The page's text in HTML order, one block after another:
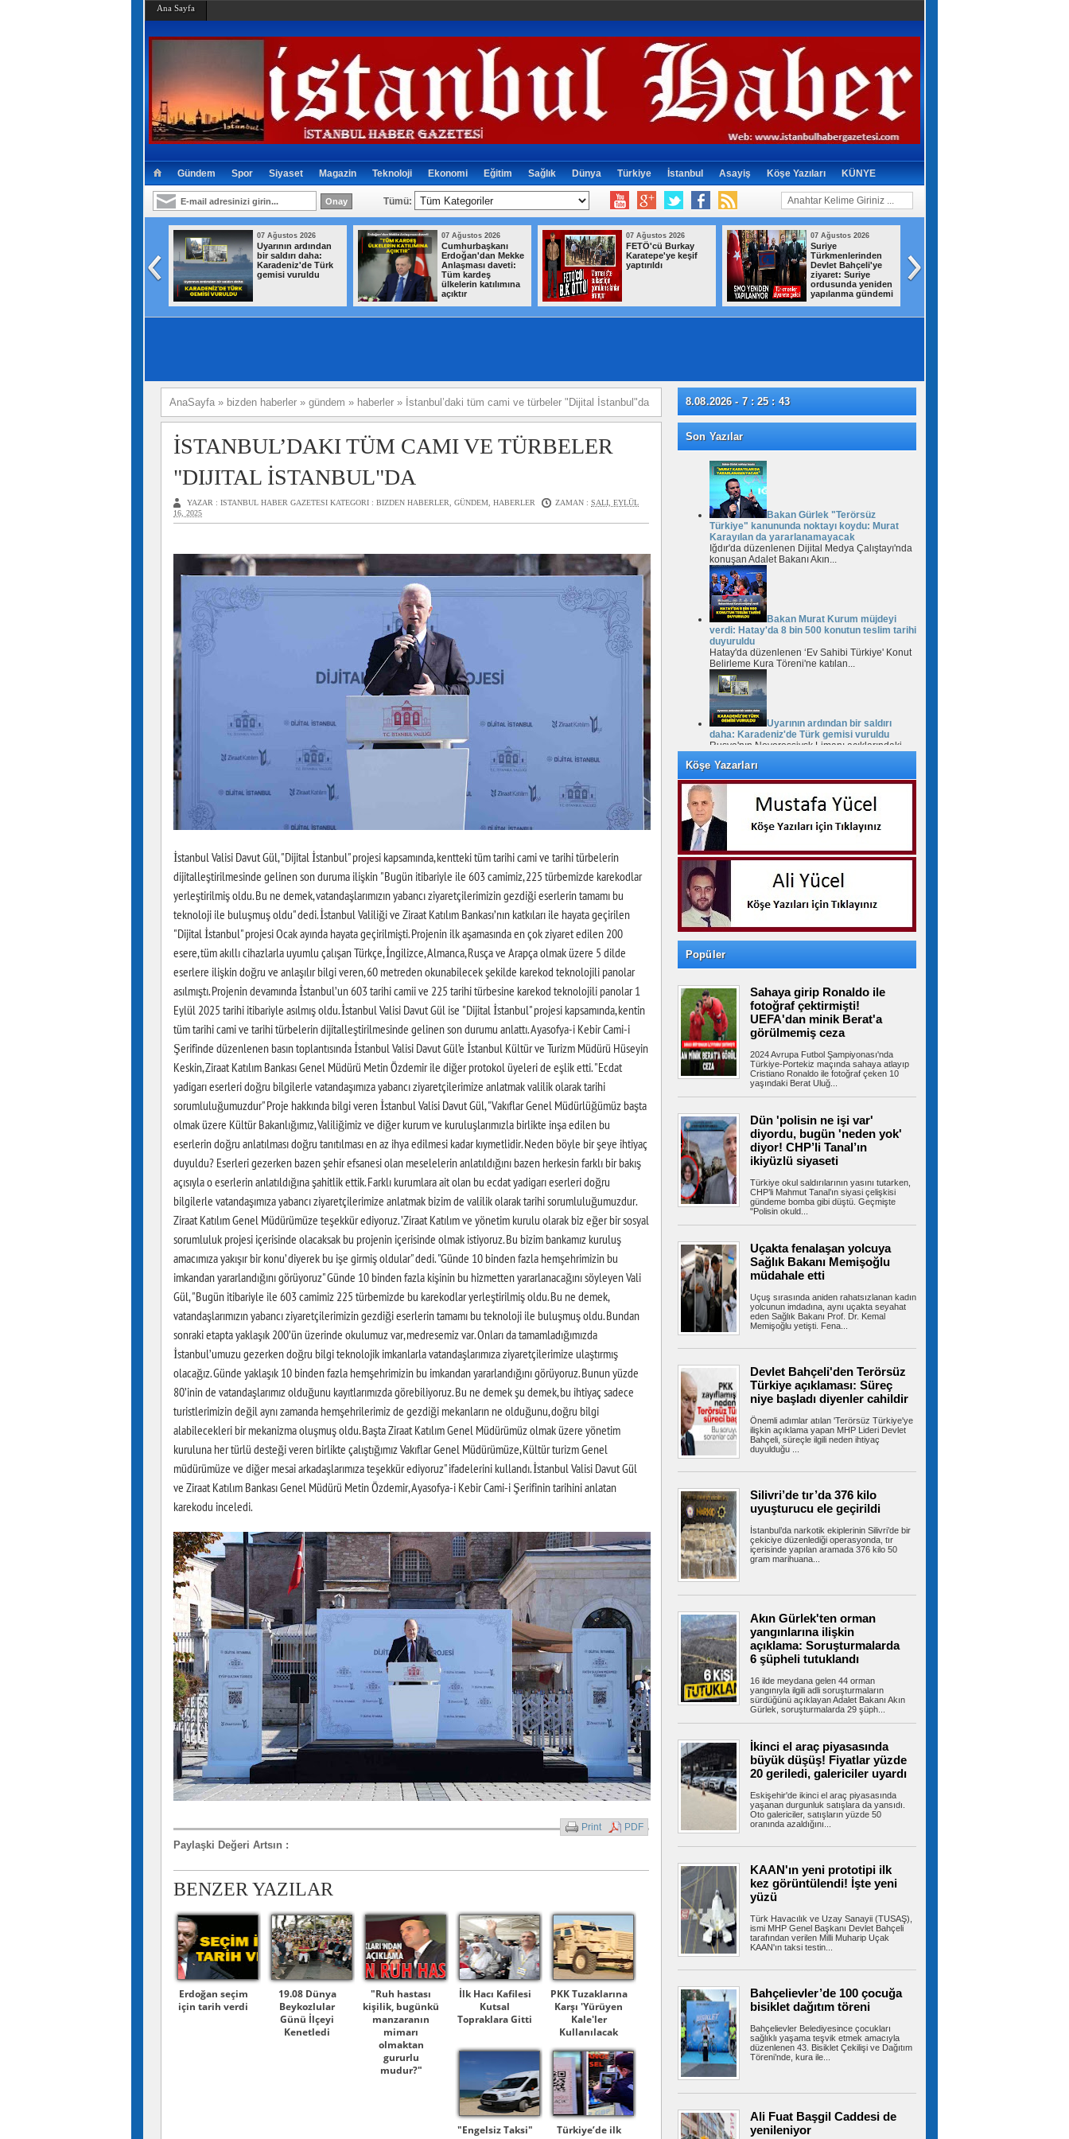
Ana Sayfa
Gündem Spor Siyaset Magazin Teknoloji Ekonomi Eğitim Sağlık Dünya Türkiye İstanbul Asayiş Köşe Yazıları KÜNYE
Tümü:
Hatay'da 8 bin 500
07 Ağustos 2026
Uyarının ardından
bir saldırı daha:
Karadeniz'de Türk
gemisi vuruldu
07 Ağustos 2026
Cumhurbaşkanı
Erdoğan'dan Mekke
Anlaşması daveti:
Tüm kardeş
ülkelerin katılımına
açıktır
07 Ağustos 2026
FETÖ'cü Burkay
Karatepe'ye keşif
yaptırıldı
07 Ağustos 2026
Suriye
Türkmenlerinden
Devlet Bahçeli'ye
ziyaret: Suriye
ordusunda yeniden
yapılanma gündemi
AnaSayfa » bizden haberler » gündem » haberler » İstanbul’daki tüm cami ve türbeler "Dijital İstanbul"da
İSTANBUL’DAKI TÜM CAMI VE TÜRBELER
"DIJITAL İSTANBUL"DA
YAZAR : ISTANBUL HABER GAZETESI KATEGORI : BIZDEN HABERLER, GÜNDEM, HABERLER ZAMAN : SALI, EYLÜL
16, 2025
İstanbul Valisi Davut Gül, "Dijital İstanbul" projesi kapsamında, kentteki tüm tarihi cami ve tarihi türbelerin
dijitalleştirilmesinde gelinen son duruma ilişkin "Bugün itibariyle ile 603 camimiz, 225 türbemizde karekodlar
yerleştirilmiş oldu. Bu ne demek, vatandaşlarımızın yabancı ziyaretçilerimizin gezdiği eserlerin tamamı bu
teknoloji ile buluşmuş oldu" dedi. İstanbul Valiliği ve Ziraat Katılım Bankası’nın katkıları ile hayata geçirilen
"Dijital İstanbul" projesi Ocak ayında hayata geçirilmişti. Projenin ilk aşamasında en çok ziyaret edilen 200
esere, tüm akıllı cihazlarla uyumlu çalışan Türkçe, İngilizce, Almanca, Rusça ve Arapça olmak üzere 5 dilde
eserlere ilişkin doğru ve anlaşılır bilgi veren, 60 metreden okunabilecek şekilde karekod teknolojili panolar
asılmıştı. Projenin devamında İstanbul’un 603 tarihi camii ve 225 tarihi türbesine karekod teknolojili panolar 1
Eylül 2025 tarihi itibariyle asılmış oldu. İstanbul Valisi Davut Gül ise "Dijital İstanbul" projesi kapsamında, kentin
tüm tarihi cami ve tarihi türbelerin dijitalleştirilmesinde gelinen son durumu anlattı. Ayasofya-i Kebir Cami-i
Şerifinde düzenlenen basın toplantısında İstanbul Valisi Davut Gül’e İstanbul Kültür ve Turizm Müdürü Hüseyin
Keskin, Ziraat Katılım Bankası Genel Müdürü Metin Özdemir ile diğer protokol üyeleri de eşlik etti. "Ecdat
yadigarı eserleri doğru bilgilerle vatandaşımıza yabancı ziyaretçilerimize anlatmak valilik olarak tarihi
sorumluluğumuzdur" Proje hakkında bilgi veren İstanbul Valisi Davut Gül, "Vakıflar Genel Müdürlüğümüz başta
olmak üzere Kültür Bakanlığımız, Valiliğimiz ve diğer kurum ve kuruluşlarımızla birlikte inşa edilen bu
eserlerin doğru anlatılması doğru tanıtılması en az ihya edilmesi kadar kıymetlidir. Neden böyle bir şeye ihtiyaç
duyuldu? Eserleri gezerken bazen şehir efsanesi olan meselelerin anlatıldığını bazen herkesin farklı bir bakış
açısıyla o eserlerin anlatıldığına şahitlik ettik. Farklı kurumlara ait olan bu ecdat yadigarı eserleri doğru
bilgilerle vatandaşımıza yabancı ziyaretçilerimize anlatmak bizim de valilik olarak tarihi sorumluluğumuzdur.
Ziraat Katılım Genel Müdürümüze teşekkür ediyoruz. ’Ziraat Katılım ve yönetim kurulu olarak biz eğer bir sosyal
sorumluluk projesi içerisinde olacaksak bu projenin içerisinde olmak istiyoruz. Bu bizim bankamız kuruluş
amacımıza yakışır bir konu’ diyerek bu işe girmiş oldular" dedi. "Günde 10 binden fazla hemşehrimizin bu
imkandan yararlandığını görüyoruz" Günde 10 binden fazla kişinin bu hizmetten yararlanacağını söyleyen Vali
Gül, "Bugün itibariyle ile 603 camimiz 225 türbemizde bu karekodlar yerleştirilmiş oldu. Bu ne demek,
vatandaşlarımızın yabancı ziyaretçilerimizin gezdiği eserlerin tamamı bu teknoloji ile buluşmuş oldu. Bundan
sonraki etapta yaklaşık 200’ün üzerinde okulumuz var, medresemiz var. Onları da tamamladığımızda
İstanbul’umuzu gezerken doğru bilgi teknolojik imkanlarla vatandaşlarımıza ziyaretçilerimize ulaştırmış
olacağız. Günde yaklaşık 10 binden fazla hemşehrimizin bu imkandan yararlandığını görüyoruz. Bunun yüzde
80’inin de vatandaşlarımız olduğunu kayıtlarımızda görebiliyoruz. Bu ne demek şu demek, bu ihtiyaç sadece
turistlerimizin değil aynı zamanda hemşehrilerimiz de gezdiği mekanların ne olduğunu, doğru bilgi
alabilecekleri bir mekanizma oluşmuş oldu. Başta Ziraat Katılım Genel Müdürümüz olmak üzere yönetim
kuruluna her türlü desteği veren birlikte çalıştığımız Vakıflar Genel Müdürümüze, Kültür turizm Genel
müdürümüze ve diğer mesai arkadaşlarımıza teşekkür ediyoruz" ifadelerini kullandı. İstanbul Valisi Davut Gül
ve Ziraat Katılım Bankası Genel Müdürü Metin Özdemir, Ayasofya-i Kebir Cami-i Şerifinin tarihini anlatan
karekodu inceledi.
Paylaşki Değeri Artsın :
Print PDF
BENZER YAZILAR
Erdoğan seçim
için tarih verdi
19.08 Dünya
Beykozlular
Günü İlçeyi
Kenetledi
"Ruh hastası
kişilik, bugünkü
manzaranın
mimarı
olmaktan
gururlu
mudur?"
İlk Hacı Kafilesi
Kutsal
Topraklara Gitti
PKK Tuzaklarına
Karşı 'Yürüyen
Kale'ler
Kullanılacak
"Engelsiz Taksi"
Türkiye’de ilk
8.08.2026 - 7 : 25 : 44
Son Yazılar
Bakan Gürlek "Terörsüz
Türkiye" kanununda noktayı koydu: Murat
Karayılan da yararlanamayacak
Iğdır'da düzenlenen Dijital Medya Çalıştayı'nda
konuşan Adalet Bakanı Akın...
Bakan Murat Kurum müjdeyi
verdi: Hatay'da 8 bin 500 konutun teslim tarihi
duyuruldu
Hatay'da düzenlenen ‘Ev Sahibi Türkiye' Konut
Belirleme Kura Töreni'ne katılan...
Uyarının ardından bir saldırı
daha: Karadeniz'de Türk gemisi vuruldu
Rusya'nın Novorossiysk Limanı açıklarındaki
Mekke Anlaşması daveti: Tüm kardeş
Cumhurbaşkanı Recep Tayyip Erdoğan, Mekke
Ortak Savunma Anlaşması hakkında,...
keşif yaptırıldı
10 yıl sonra Afyonkarahisar’da yakalanan
FETÖ'cü Burkay Karatepe'nin ifadesi...
Suriye Türkmenlerinden Devlet
Bahçeli'ye ziyaret: Suriye ordusunda yeniden
yapılanma gündemi
Suriye Türkmenlerinden bir heyet, Devlet
Bahçeli'yi ziyaret etti. Ziyaretin...
Gizli depodan dikkat çeken
görüntüler! İran, savaş ganimetlerini sergiledi
İran, savaş sırasında düşürdüğü ABD-İsrail'e ait
uçak ve İHA'ların...
Hür Ağbaba'nın para trafiği
MASAK raporunda! Ağabey Veli Ağbaba'ya
İzmir Büyükşehir Belediyesi'ne yönelik ikinci
dalga operasyonda tutuklanan...
İstanbul’da sıcak hava ve nem
bunalttı: Kireçburnu Sahili Antalya plajlarını
aratmadı
İstanbul’da etkisini sürdüren sıcak ve nemli
Tuzla’da 2 katlı işçi konteynerleri
alevlere teslim oldu
Tuzla’da 2 katlı işçi konteynerinde çıkan yangın
ekiplerin müdahalesiyle...
İBB’den Kızılay’a meydanda yer
çıkmadı, Bahçelievler Belediyesi yer tahsis
etti
İstanbul’un en yoğun yaya trafiğine ve toplu
taşıma aktarma noktalarına sahip...
Bayrampaşa’da kamyonun
çarptığı yaşlı adam hayatını kaybetti
Bayrampaşa'da yolun karşısına geçmeye
çalışan yaşlı adama kamyon çarptı. Yaşlı...
Bayrampaşa’nın geleceği ada
bazlı dönüşümle şekilleniyor
güvenli, planlı ve yaşanabilir bir...
Ümraniye’de 3 katlı binanın
balkonu çöktü: 2 araç hasar gördü
Ümraniye’de 3 katlı binanın 2’nci kat
balkonunda çökme meydana geldi. Olayda...
Ümraniye’de otluk alanda
korkutan yangın: Mikser hortumuyla
müdahale edildi
Ümraniye TEM Otoyolu kenarındaki otluk
alanda yangın meydana geldi. Yangın...
Türkiye, Suudi Arabistan ve
Pakistan üçlü savunma anlaşması imzaladı
Cumhurbaşkanı Erdoğan, çalışma ziyareti
kapsamında gittiği Suudi Arabistan'da...
Kartal’da park halindeki minibüs
KARTAL’da park halindeki minibüste henüz
bilinmeyen bir nedenle yangın çıktı....
Köşe Yazarları
Popüler
Sahaya girip Ronaldo ile
fotoğraf çektirmişti!
UEFA'dan minik Berat'a
görülmemiş ceza
2024 Avrupa Futbol Şampiyonası'nda
Türkiye-Portekiz maçında sahaya atlayıp
Cristiano Ronaldo ile fotoğraf çeken 10
yaşındaki Berat Uluğ...
Dün 'polisin ne işi var'
diyordu, bugün 'neden yok'
diyor! CHP’li Tanal’ın
ikiyüzlü siyaseti
Türkiye okul saldırılarının yasını tutarken,
CHP’li Mahmut Tanal’ın siyasi çelişkisi
gündeme bomba gibi düştü. Geçmişte
"Polisin okuld...
Uçakta fenalaşan yolcuya
Sağlık Bakanı Memişoğlu
müdahale etti
Uçuş sırasında aniden rahatsızlanan kadın
yolcunun imdadına, aynı uçakta seyahat
eden Sağlık Bakanı Prof. Dr. Kemal
Memişoğlu yetişti. Fena...
Devlet Bahçeli'den Terörsüz
Türkiye açıklaması: Süreç
niye başladı diyenler cahildir
Önemli adımlar atılan 'Terörsüz Türkiye'ye
ilişkin açıklama yapan MHP Lideri Devlet
Bahçeli, süreçle ilgili neden ihtiyaç
duyulduğu ...
Silivri’de tır’da 376 kilo
uyuşturucu ele geçirildi
İstanbul’da narkotik ekiplerinin Silivri’de bir
çekiciye düzenlediği operasyonda, tır
içerisinde yapılan aramada 376 kilo 50
gram marihuana...
Akın Gürlek'ten orman
yangınlarına ilişkin
açıklama: Soruşturmalarda
6 şüpheli tutuklandı
16 ilde meydana gelen 44 orman
yangınıyla ilgili adli soruşturmaların
sürdüğünü açıklayan Adalet Bakanı Akın
Gürlek, soruşturmalarda 29 şüph...
İkinci el araç piyasasında
büyük düşüş! Fiyatlar yüzde
20 geriledi, galericiler uyardı
Eskişehir'de ikinci el araç piyasasında
yaşanan durgunluk satışlara da yansıdı.
Oto galericiler, satışların yüzde 50
oranında azaldığını...
KAAN'ın yeni prototipi ilk
kez görüntülendi! İşte yeni
yüzü
Türk Havacılık ve Uzay Sanayii (TUSAŞ),
ismi MHP Genel Başkanı Devlet Bahçeli
tarafından verilen Milli Muharip Uçak
KAAN'ın taksi testin...
Bahçelievler’de 100 çocuğa
bisiklet dağıtım töreni
Bahçelievler Belediyesince çocukları
sağlıklı yaşama teşvik etmek amacıyla
düzenlenen 43. Bisiklet Çekilişi ve Dağıtım
Töreni’nde, kura ile...
Ali Fuat Başgil Caddesi de
yenileniyor